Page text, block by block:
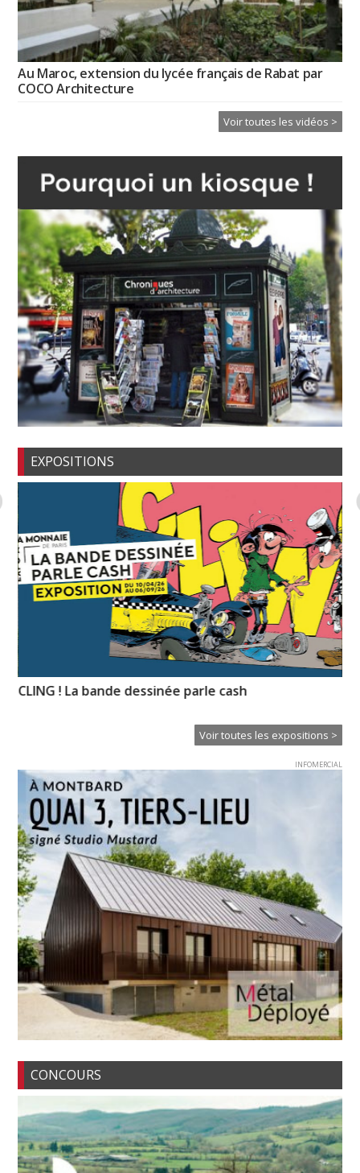
Au Maroc, extension du lycée français de Rabat par
COCO Architecture
Voir toutes les vidéos >
EXPOSITIONS
CLING ! La bande dessinée parle cash
Voir toutes les expositions >
INFOMERCIAL
CONCOURS